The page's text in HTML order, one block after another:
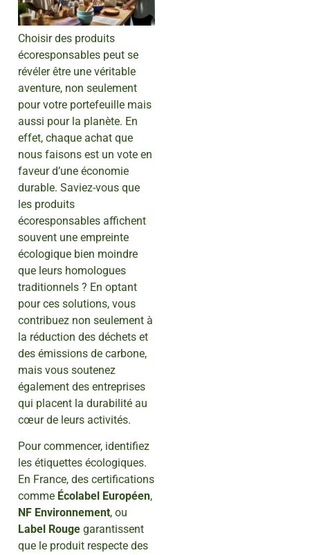
Choisir des produits
écoresponsables peut se
révéler être une véritable
aventure, non seulement
pour votre portefeuille mais
aussi pour la planète. En
effet, chaque achat que
nous faisons est un vote en
faveur d’une économie
durable. Saviez-vous que
les produits
écoresponsables affichent
souvent une empreinte
écologique bien moindre
que leurs homologues
traditionnels ? En optant
pour ces solutions, vous
contribuez non seulement à
la réduction des déchets et
des émissions de carbone,
mais vous soutenez
également des entreprises
qui placent la durabilité au
cœur de leurs activités.
Pour commencer, identifiez
les étiquettes écologiques.
En France, des certifications
comme Écolabel Européen,
NF Environnement, ou
Label Rouge garantissent
que le produit respecte des